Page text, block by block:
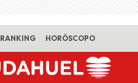
RANKING HORÓSCOPO